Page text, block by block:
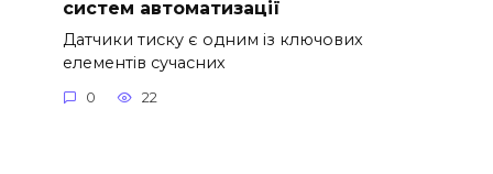
систем автоматизації
Датчики тиску є одним із ключових
елементів сучасних
0 22